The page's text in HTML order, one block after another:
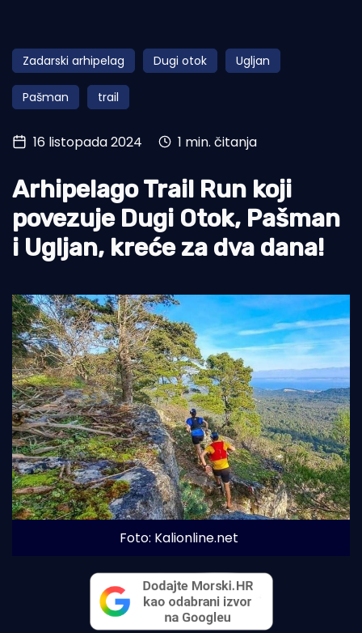
Obala
Otoci
Turizam i nautika
Pomorstvo
Ribolov
Ekologija
Tradicija i kultura
Zadarski arhipelag Dugi otok Ugljan
Pašman trail
16 listopada 2024 1 min. čitanja
Arhipelago Trail Run koji
povezuje Dugi Otok, Pašman
i Ugljan, kreće za dva dana!
Foto: Kalionline.net